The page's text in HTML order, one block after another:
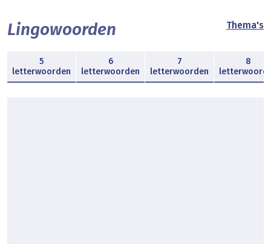
Lingowoorden Thema's
5
letterwoorden
6
letterwoorden
7
letterwoorden
8